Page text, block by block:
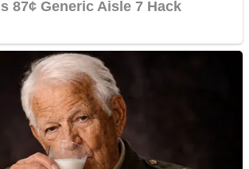
Răcitor de apă CW5000
pentru freze cu laser fără
metale